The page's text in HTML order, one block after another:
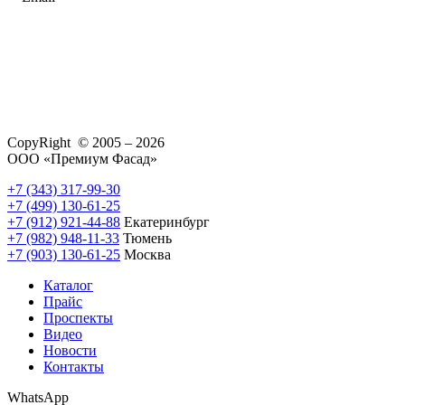
CopyRight © 2005 – 2026
ООО «Премиум Фасад»
+7 (343) 317-99-30
+7 (499) 130-61-25
+7 (912) 921-44-88 Екатеринбург
+7 (982) 948-11-33 Тюмень
+7 (903) 130-61-25 Москва
Каталог
Прайс
Проспекты
Видео
Новости
Контакты
WhatsApp